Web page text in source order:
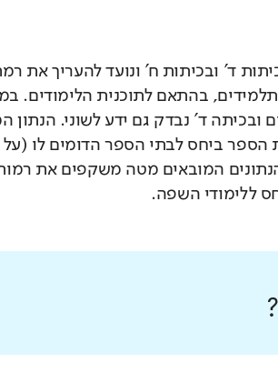
ד' ובכיתות ח' ונועד להעריך את
בהתאם לתוכנית הלימודים.
ד' נבדק גם ידע לשוני. הנתון
הספר ביחס לבתי הספר הדומים לו
המובאים מטה משקפים את
ללימודי השפה.